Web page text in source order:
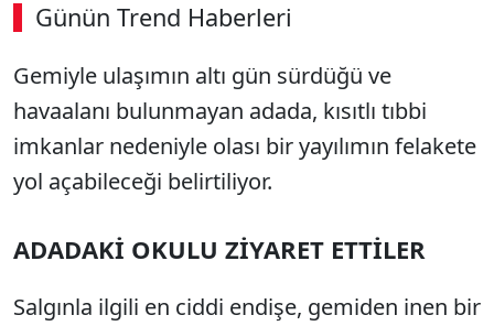
Günün Trend Haberleri
00:01 / 08:15
Gemiyle ulaşımın altı gün sürdüğü ve
havaalanı bulunmayan adada, kısıtlı tıbbi
imkanlar nedeniyle olası bir yayılımın felakete
yol açabileceği belirtiliyor.
ADADAKİ OKULU ZİYARET ETTİLER
Salgınla ilgili en ciddi endişe, gemiden inen bir